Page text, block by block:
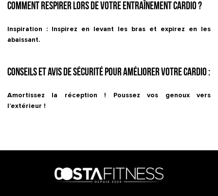
Comment respirer lors de votre entraînement cardio ?
Inspiration : Inspirez en levant les bras et expirez en les
abaissant.
Conseils et avis de sécurité pour améliorer votre cardio :
Amortissez la réception ! Poussez vos genoux vers
l’extérieur !